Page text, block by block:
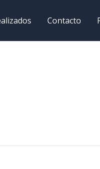
Contacto